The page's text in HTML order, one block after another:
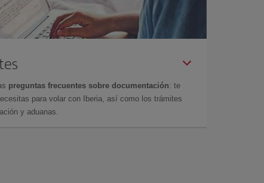
preguntas frecuentes sobre documentación: te
para volar con Iberia, así como los trámites
y aduanas.